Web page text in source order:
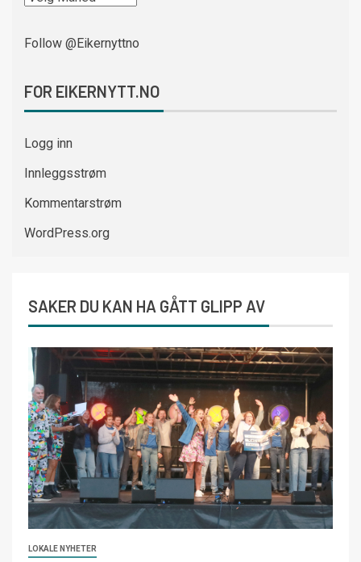
Follow @Eikernyttno
FOR EIKERNYTT.NO
Logg inn
Innleggsstrøm
Kommentarstrøm
WordPress.org
SAKER DU KAN HA GÅTT GLIPP AV
LOKALE NYHETER